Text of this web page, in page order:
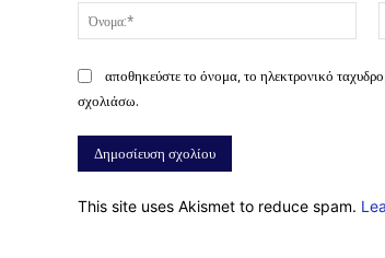
αποθηκεύστε το όνομα, το ηλεκτρονικό
σχολιάσω.
This site uses Akismet to reduce spam.